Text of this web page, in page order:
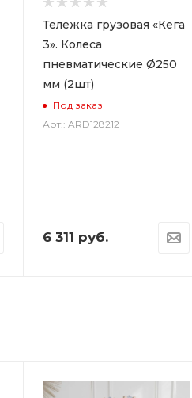
Тележка грузовая «Кега
3». Колеса
пневматические Ø250
мм (2шт)
Под заказ
Арт.: ARD128212
6 311 руб.